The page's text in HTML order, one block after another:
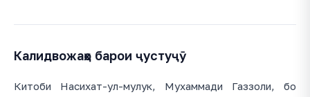
Калидвожаҳо барои ҷустуҷӯ
Китоби Насихат-ул-мулук, Мухаммади Газзоли, бо